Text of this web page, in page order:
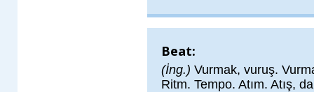
Beat:
(İng.) Vurmak, vuruş.
Ritm. Tempo. Atım. Atış,